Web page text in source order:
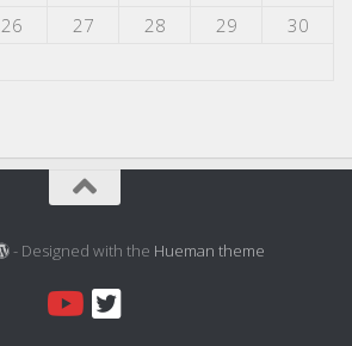
26 27 28 29
30
- Designed with the Hueman theme